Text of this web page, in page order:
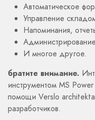
Автоматическое
Управление
Напоминания,
И многое другое.
братите внимание.
инструментом MS
помощи Verslo
разработчиков.